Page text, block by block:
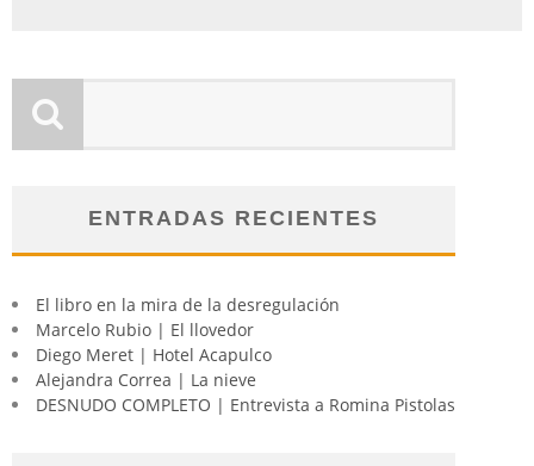
ENTRADAS RECIENTES
El libro en la mira de la desregulación
Marcelo Rubio | El llovedor
Diego Meret | Hotel Acapulco
Alejandra Correa | La nieve
DESNUDO COMPLETO | Entrevista a Romina Pistolas